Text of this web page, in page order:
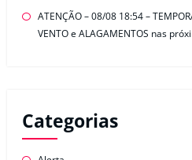
ATENÇÃO – 08/08 18:54 –
VENTO e ALAGAMENTOS nas
Categorias